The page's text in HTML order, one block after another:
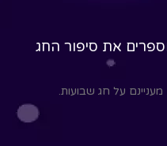
את סיפור החג
על חג שבועות.